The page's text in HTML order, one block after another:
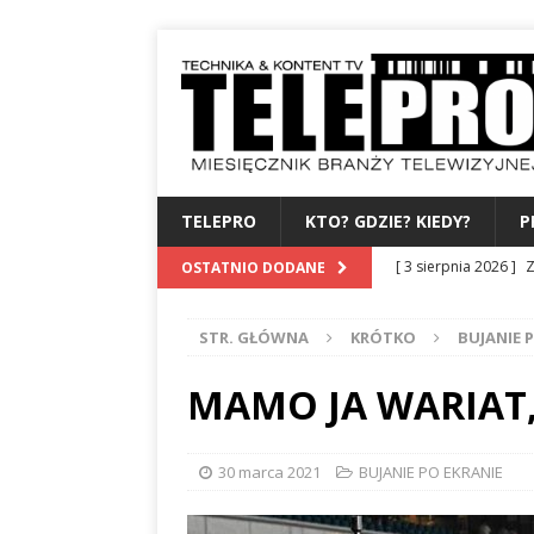
TELEPRO KTO? GDZIE? KIEDY?
OSTATNIO DODANE [ 3 sierpnia 2026 ]
[ 31 lipca 2026 ]
[ 27 lipca 2026 ]
BAMBUKO
PO 3
STR. GŁÓWNA KRÓTKO BUJANIE
MAMO JA
30 marca 2021 BUJANIE PO EKRANIE